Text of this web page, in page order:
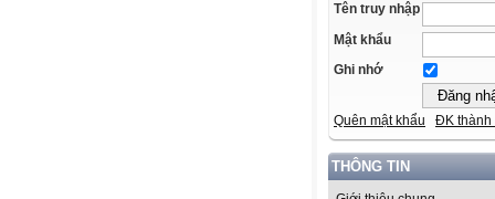
Tên truy nhập
Mật khẩu
Ghi nhớ
Quên mật khẩu ĐK thành
THÔNG TIN